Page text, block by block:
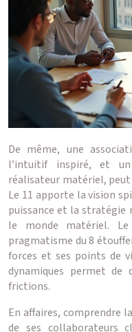
De même, une
l’intuitif inspiré, et un
réalisateur matériel,
Le 11 apporte la vision
puissance et la stratégie
le monde matériel.
pragmatisme du 8
forces et ses points de
dynamiques permet de
frictions.
En affaires, comprendre
de ses collaborateurs